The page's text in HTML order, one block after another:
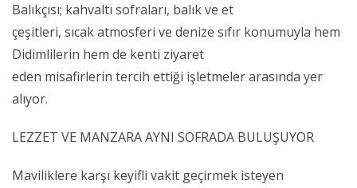
Balıkçısı; kahvaltı sofraları, balık ve et
çeşitleri, sıcak atmosferi ve denize sıfır konumuyla hem
Didimlilerin hem de kenti ziyaret
eden misafirlerin tercih ettiği işletmeler arasında yer
alıyor.
LEZZET VE MANZARA AYNI SOFRADA BULUŞUYOR
Maviliklere karşı keyifli vakit geçirmek isteyen